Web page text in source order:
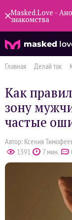
Masked.Love -
знакомства
masked
Главная Делай так
Как
зону
частые
Автор: Ксения
1391
7 мин.